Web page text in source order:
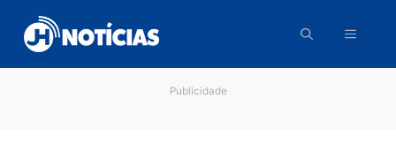
para
conteúdo